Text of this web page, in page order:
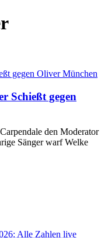
München
Schießt gegen
den Moderator
Sänger warf Welke